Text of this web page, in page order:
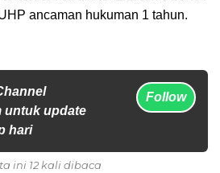
ancaman hukuman 1 tahun.
untuk update
hari
Follow
ini 12 kali dibaca